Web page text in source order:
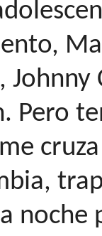
Johnny
Pero
noche